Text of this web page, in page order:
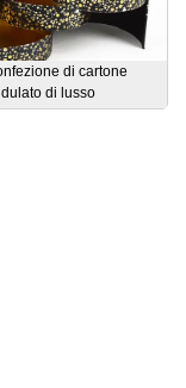
di cartone
di lusso
con dimensioni